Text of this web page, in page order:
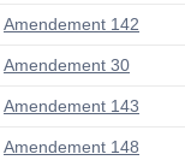
Amendement 142
Amendement 30
Amendement 143
Amendement 148